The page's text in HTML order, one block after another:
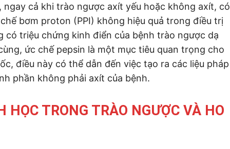
cả khi trào ngược axít yếu hoặc không axít, có
bơm proton (PPI) không hiệu quả trong điều trị
có triệu chứng kinh điển của bệnh trào ngược dạ
ức chế pepsin là một mục tiêu quan trọng cho
điều này có thể dẫn đến việc tạo ra các liệu pháp
phần không phải axít của bệnh.
HỌC TRONG TRÀO NGƯỢC VÀ HO